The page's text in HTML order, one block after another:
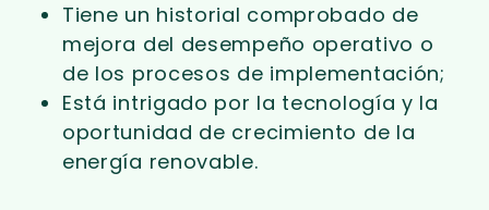
Tiene un historial comprobado de
mejora del desempeño operativo o
de los procesos de implementación;
Está intrigado por la tecnología y la
oportunidad de crecimiento de la
energía renovable.